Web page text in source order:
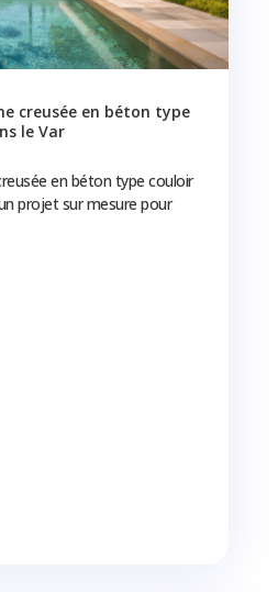
creusée en béton type
le Var
en béton type couloir
projet sur mesure pour